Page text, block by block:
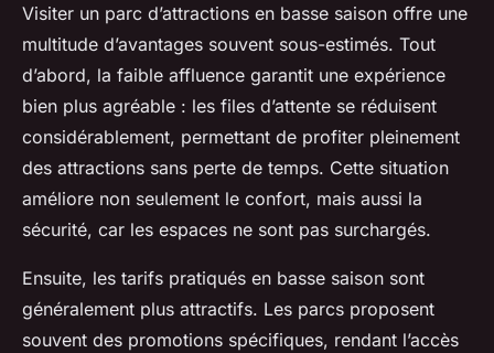
Visiter un parc d’attractions en basse saison offre une
multitude d’avantages souvent sous-estimés. Tout
d’abord, la faible affluence garantit une expérience
bien plus agréable : les files d’attente se réduisent
considérablement, permettant de profiter pleinement
des attractions sans perte de temps. Cette situation
améliore non seulement le confort, mais aussi la
sécurité, car les espaces ne sont pas surchargés.
Ensuite, les tarifs pratiqués en basse saison sont
généralement plus attractifs. Les parcs proposent
souvent des promotions spécifiques, rendant l’accès